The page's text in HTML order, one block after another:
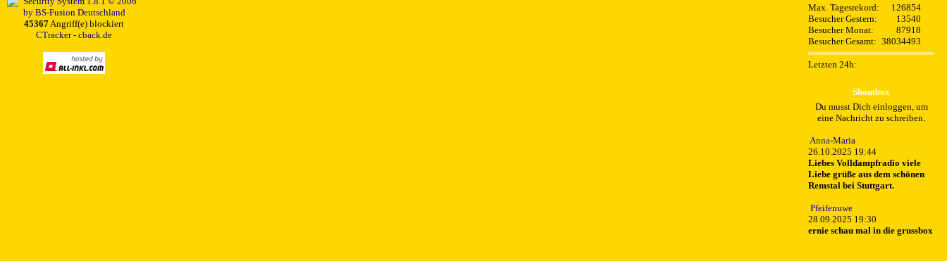
45367Angriff(e) blockiert
CTracker - cback.de
Max. Tagesrekord:
126854
Besucher Gestern:
13540
Besucher Monat:
87918
Besucher Gesamt: 38034493
Letzten 24h:
Shoutbox
Du musst Dich einloggen, um
eine Nachricht zu schreiben.
Anna-Maria
26.10.2025 19:44
Liebes Volldampfradio viele
Liebe grüße aus dem schönen
Remstal bei Stuttgart.
Pfeifenuwe
28.09.2025 19:30
ernie schau mal in die grussbox